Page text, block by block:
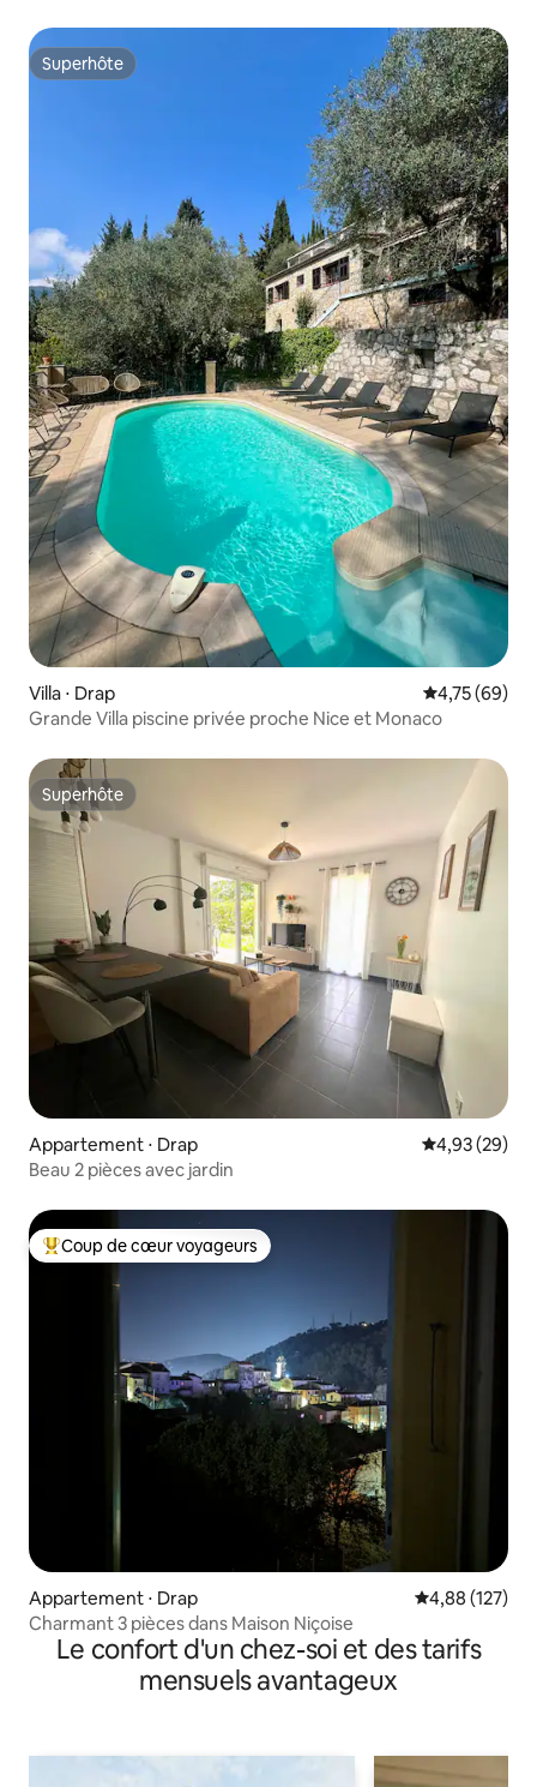
Superhôte
Superhôte
Villa ⋅ Drap Évaluation
4,75 (69)
Grande Villa piscine privée proche Nice et Monaco
Superhôte
Superhôte
Appartement ⋅ Drap Évaluation
4,93 (29)
Beau 2 pièces avec jardin
Coups de cœur voyageurs les plus appréciés
Coup de cœur voyageurs
Appartement ⋅ Drap Évaluation
4,88 (127)
Charmant 3 pièces dans Maison Niçoise
Le confort d'un chez-soi et des tarifs
mensuels avantageux